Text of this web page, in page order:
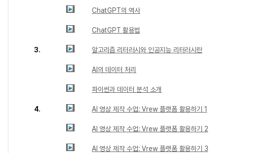
ChatGPT의 역사
ChatGPT 활용법
3. 알고리즘 리터러시와 인공지능 리터러시란
AI의 데이터 처리
파이썬과 데이터 분석 소개
4. AI 영상 제작 수업: Vrew 플랫폼 활용하기 1
AI 영상 제작 수업: Vrew 플랫폼 활용하기 2
AI 영상 제작 수업: Vrew 플랫폼 활용하기 3